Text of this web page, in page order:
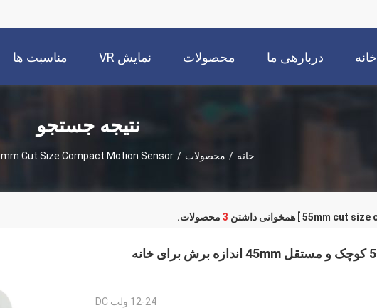
خانه دربارهی ما محصولات نمایش VR مناسبت ها
نتیجه جستجو
خانه / محصولات / 55mm Cut Size Compact Motion Sensor تولید کننده آنلاین
3 محصولات.
سنسور حرکت مایکروویو 5.8G کوچک و مستقل 45mm اندازه برش برای خانه
12-24 ولت DC